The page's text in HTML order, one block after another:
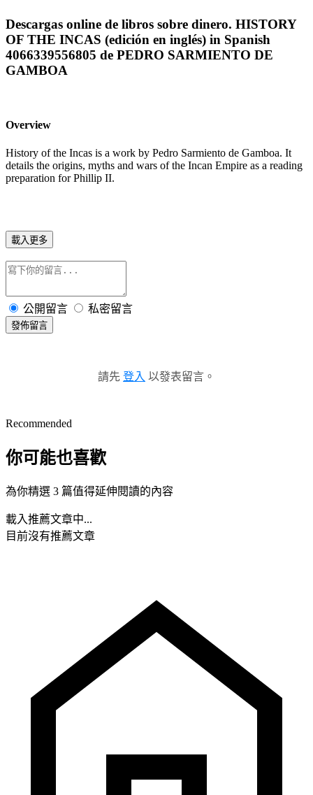
Descargas online de libros sobre dinero. HISTORY
OF THE INCAS (edición en inglés) in Spanish
4066339556805 de PEDRO SARMIENTO DE
GAMBOA
Overview
History of the Incas is a work by Pedro Sarmiento de Gamboa. It
details the origins, myths and wars of the Incan Empire as a reading
preparation for Phillip II.
載入更多
公開留言 私密留言
發佈留言
請先 登入 以發表留言。
Recommended
你可能也喜歡
為你精選 3 篇值得延伸閱讀的內容
載入推薦文章中...
目前沒有推薦文章